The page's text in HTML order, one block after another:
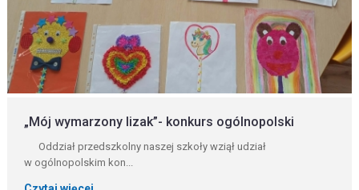
„Mój wymarzony lizak”- konkurs ogólnopolski
Oddział przedszkolny naszej szkoły wziął udział
w ogólnopolskim kon...